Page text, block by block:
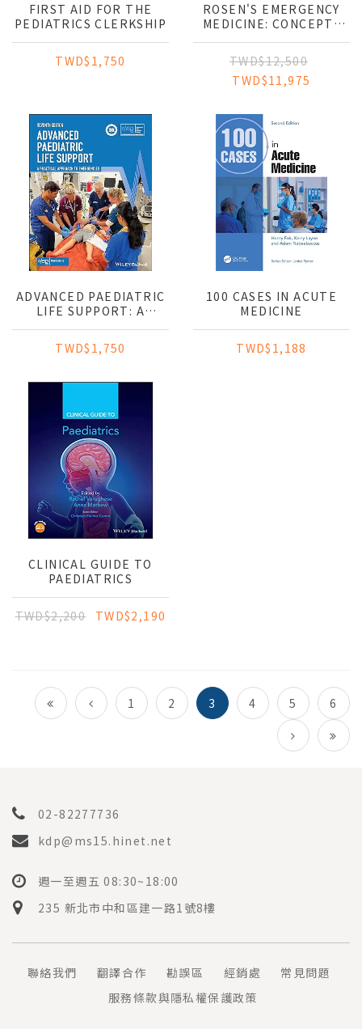
FIRST AID FOR THE
PEDIATRICS CLERKSHIP
TWD$1,750
ROSEN'S EMERGENCY
MEDICINE: CONCEPTS
AND CLINICAL
PRACTICE 2VOLS
TWD$12,500
TWD$11,975
ADVANCED PAEDIATRIC
LIFE SUPPORT: A
PRACTICAL APPROACH
TO EMERGENCIES
TWD$1,750
100 CASES IN ACUTE
MEDICINE
TWD$1,188
CLINICAL GUIDE TO
PAEDIATRICS
TWD$2,200 TWD$2,190
1 2 3 4 5 6
02-82277736
kdp@ms15.hinet.net
週一至週五 08:30~18:00
235 新北市中和區建一路1號8樓
聯絡我們 翻譯合作 勘誤區 經銷處
常見問題
服務條款與隱私權保護政策